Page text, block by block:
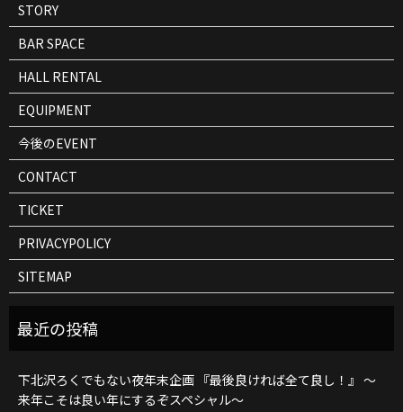
STORY
BAR SPACE
HALL RENTAL
EQUIPMENT
今後のEVENT
CONTACT
TICKET
PRIVACYPOLICY
SITEMAP
下北沢ろくでもない夜年末企画 『最後良ければ全て良し！』 ～
来年こそは良い年にするぞスペシャル～